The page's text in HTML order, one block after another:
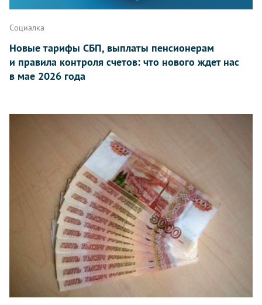
Социалка
Новые тарифы СБП, выплаты пенсионерам
и правила контроля счетов: что нового ждет нас
в мае 2026 года